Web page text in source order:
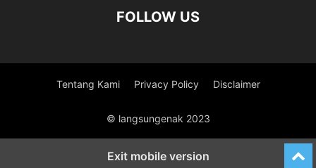
FOLLOW US
Tentang Kami Privacy Policy Disclaimer
© langsungenak 2023
Exit mobile version